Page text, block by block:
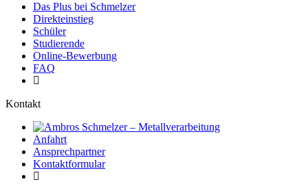
Das Plus bei Schmelzer
Direkteinstieg
Schüler
Studierende
Online-Bewerbung
FAQ
Kontakt
Anfahrt
Ansprechpartner
Kontaktformular